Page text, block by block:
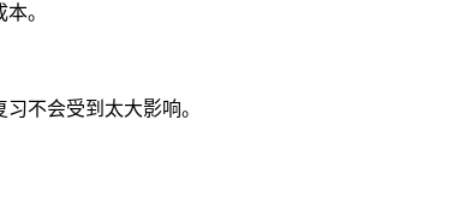
。
不会受到太大影响。